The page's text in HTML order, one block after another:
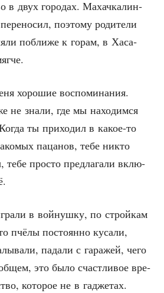
в двух горо­дах. Махач­ка­лин­
поэто­му роди­те­ли
побли­же к горам, в Хаса­
хоро­шие вос­по­ми­на­ния.
не зна­ли, где мы нахо­дим­ся
ты при­хо­дил в какое-то
паца­нов, тебе никто
тебе про­сто пред­ла­га­ли вклю­
в вой­нуш­ку, по строй­кам
пчё­лы посто­ян­но куса­ли,
пада­ли с гара­жей, чего
это было счаст­ли­вое вре­
кото­рое не в гаджетах.